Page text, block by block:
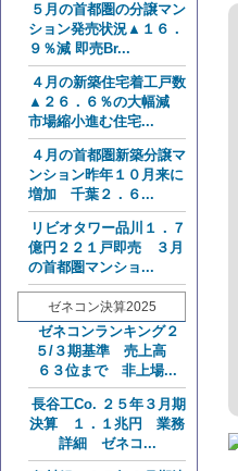
５月の首都圏の分譲マン
ション発売状況▲１６．
９％減 即売Br...
４月の新築住宅着工戸数
▲２６．６％の大幅減
市場縮小進む住宅...
４月の首都圏新築分譲マ
ンション昨年１０月来に
増加 千葉２．６...
リビオタワー品川１．７
億円２２１戸即売 ３月
の首都圏マンショ...
ゼネコン決算2025
ゼネコンランキング２
５/３期基準 売上高
６３位まで 非上場...
長谷工Co. ２５年３月期
決算 １．１兆円 業務
詳細 ゼネコ...